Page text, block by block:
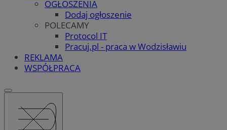
OGŁOSZENIA
Dodaj ogłoszenie
POLECAMY
Protocol IT
Pracuj.pl - praca w Wodzisławiu
REKLAMA
WSPÓŁPRACA